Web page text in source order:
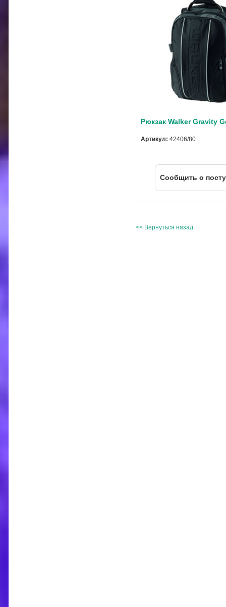
Рюкзак Walker Gravity
Артикул: 42406/80
Cообщить о
<< Вернуться назад